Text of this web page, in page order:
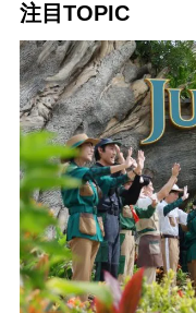
注目TOPIC